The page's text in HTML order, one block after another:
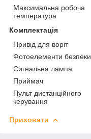
Максимальна робоча
температура
Комплектація
Привід для воріт
Фотоелементи безпеки
Сигнальна лампа
Приймач
Пульт дистанційного
керування
Приховати